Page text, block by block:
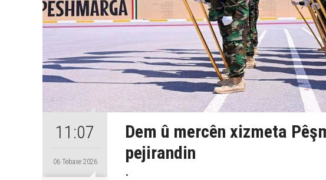
11:07
06 Tebaxe 2026
Dem û mercên xizmeta
pejirandin
.